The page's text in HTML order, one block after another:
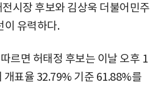
시장 후보와 김상욱 더불어민주
이 유력하다.
르면 허태정 후보는 이날 오후 1
개표율 32.79% 기준 61.88%를